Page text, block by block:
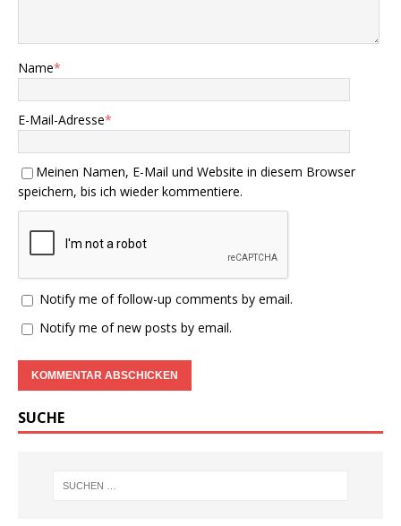
Name*
E-Mail-Adresse*
Meinen Namen, E-Mail und Website in diesem Browser
speichern, bis ich wieder kommentiere.
Notify me of follow-up comments by email.
Notify me of new posts by email.
SUCHE